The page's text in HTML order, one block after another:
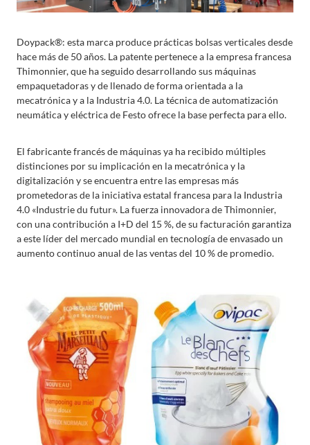
Doypack®: esta marca produce prácticas bolsas verticales desde
hace más de 50 años. La patente pertenece a la empresa francesa
Thimonnier, que ha seguido desarrollando sus máquinas
empaquetadoras y de llenado de forma orientada a la
mecatrónica y a la Industria 4.0. La técnica de automatización
neumática y eléctrica de Festo ofrece la base perfecta para ello.
El fabricante francés de máquinas ya ha recibido múltiples
distinciones por su implicación en la mecatrónica y la
digitalización y se encuentra entre las empresas más
prometedoras de la iniciativa estatal francesa para la Industria
4.0 «Industrie du futur». La fuerza innovadora de Thimonnier,
con una contribución a I+D del 15 %, de su facturación garantiza
a este líder del mercado mundial en tecnología de envasado un
aumento continuo anual de las ventas del 10 % de promedio.